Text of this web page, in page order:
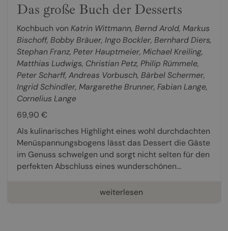
Das große Buch der Desserts
Kochbuch von Katrin Wittmann, Bernd Arold, Markus
Bischoff, Bobby Bräuer, Ingo Bockler, Bernhard Diers,
Stephan Franz, Peter Hauptmeier, Michael Kreiling,
Matthias Ludwigs, Christian Petz, Philip Rümmele,
Peter Scharff, Andreas Vorbusch, Bärbel Schermer,
Ingrid Schindler, Margarethe Brunner, Fabian Lange,
Cornelius Lange
69,90 €
Als kulinarisches Highlight eines wohl durchdachten
Menüspannungsbogens lässt das Dessert die Gäste
im Genuss schwelgen und sorgt nicht selten für den
perfekten Abschluss eines wunderschönen...
weiterlesen